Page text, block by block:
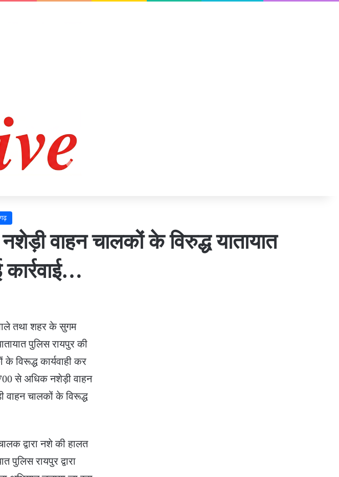
वाहन चालकों के विरुद्ध यातायात
तथा शहर के सुगम
पुलिस रायपुर की
विरूद्ध कार्यवाही कर
से अधिक नशेड़ी वाहन
वाहन चालकों के विरूद्ध
द्वारा नशे की हालत
पुलिस रायपुर द्वारा